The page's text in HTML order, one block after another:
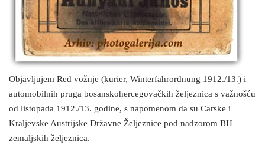
Objavljujem Red vožnje (kurier, Winterfahrordnung 1912./13.) i
automobilnih pruga bosanskohercegovačkih željeznica s važnošću
od listopada 1912./13. godine, s napomenom da su Carske i
Kraljevske Austrijske Državne Željeznice pod nadzorom BH
zemaljskih željeznica.